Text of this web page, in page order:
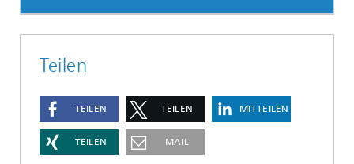
Teilen
TEILEN TEILEN MITTEILEN
TEILEN MAIL